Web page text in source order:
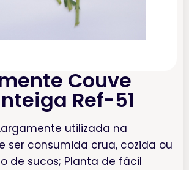
Couve
Ref-51
utilizada na
ser consumida crua, cozida ou
de sucos; Planta de fácil